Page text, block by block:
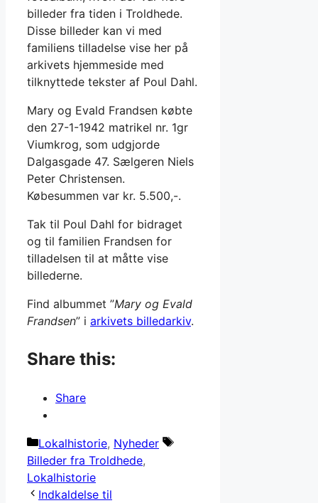
billeder fra tiden i Troldhede.
Disse billeder kan vi med
familiens tilladelse vise her på
arkivets hjemmeside med
tilknyttede tekster af Poul Dahl.
Mary og Evald Frandsen købte
den 27-1-1942 matrikel nr. 1gr
Viumkrog, som udgjorde
Dalgasgade 47. Sælgeren Niels
Peter Christensen.
Købesummen var kr. 5.500,-.
Tak til Poul Dahl for bidraget
og til familien Frandsen for
tilladelsen til at måtte vise
billederne.
Find albummet ”Mary og Evald
Frandsen” i arkivets billedarkiv.
Share this:
Share
Kategorier
Lokalhistorie, Nyheder
Tags
Billeder fra Troldhede,
Lokalhistorie
Indkaldelse til